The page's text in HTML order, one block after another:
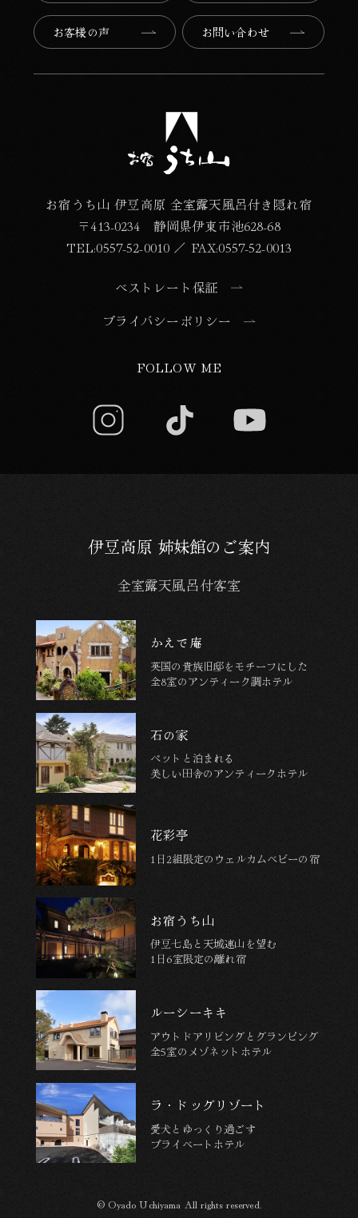
お客様の声 お問い合わせ
お宿うち山 伊豆高原 全室露天風呂付き隠れ宿
〒413-0234 静岡県伊東市池628-68
TEL:0557-52-0010 ／ FAX:0557-52-0013
ベストレート保証
プライバシーポリシー
FOLLOW ME
伊豆高原 姉妹館のご案内
全室露天風呂付客室
かえで庵
英国の貴族旧邸をモチーフにした
全8室のアンティーク調ホテル
石の家
ペットと泊まれる
美しい田舎のアンティークホテル
花彩亭
1日2組限定の ウェルカムベビーの宿
お宿うち山
伊豆七島と天城連山を望む
1日6室限定の離れ宿
ルーシーキキ
アウトドアリビングとグランピング
全5室のメゾネットホテル
ラ・ドッグリゾート
愛犬とゆっくり過ごす
プライベートホテル
© Oyado Uchiyama All rights reserved.